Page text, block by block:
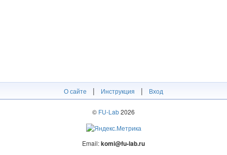
О сайте | Инструкция | Вход
© FU-Lab2026
Email:komi@fu-lab.ru